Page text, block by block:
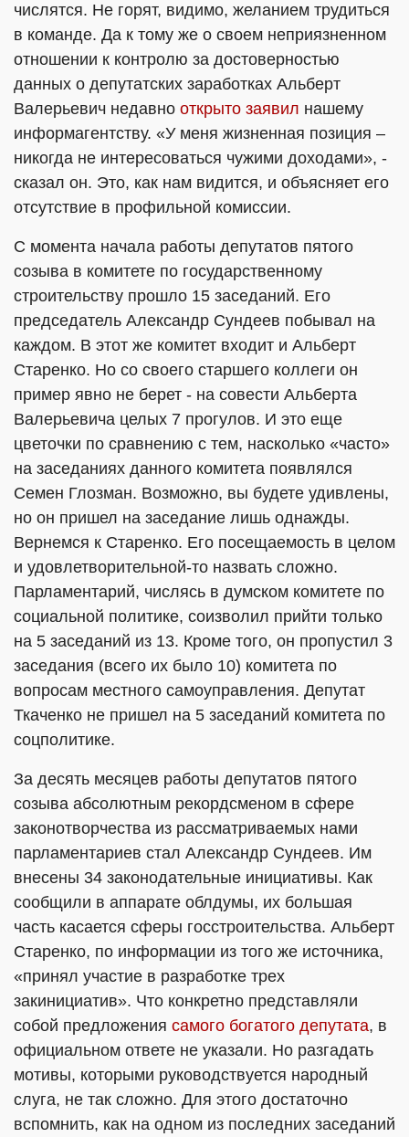
числятся. Не горят, видимо, желанием трудиться
в команде. Да к тому же о своем неприязненном
отношении к контролю за достоверностью
данных о депутатских заработках Альберт
Валерьевич недавно открыто заявил нашему
информагентству. «У меня жизненная позиция –
никогда не интересоваться чужими доходами», -
сказал он. Это, как нам видится, и объясняет его
отсутствие в профильной комиссии.
С момента начала работы депутатов пятого
созыва в комитете по государственному
строительству прошло 15 заседаний. Его
председатель Александр Сундеев побывал на
каждом. В этот же комитет входит и Альберт
Старенко. Но со своего старшего коллеги он
пример явно не берет - на совести Альберта
Валерьевича целых 7 прогулов. И это еще
цветочки по сравнению с тем, насколько «часто»
на заседаниях данного комитета появлялся
Семен Глозман. Возможно, вы будете удивлены,
но он пришел на заседание лишь однажды.
Вернемся к Старенко. Его посещаемость в целом
и удовлетворительной-то назвать сложно.
Парламентарий, числясь в думском комитете по
социальной политике, соизволил прийти только
на 5 заседаний из 13. Кроме того, он пропустил 3
заседания (всего их было 10) комитета по
вопросам местного самоуправления. Депутат
Ткаченко не пришел на 5 заседаний комитета по
соцполитике.
За десять месяцев работы депутатов пятого
созыва абсолютным рекордсменом в сфере
законотворчества из рассматриваемых нами
парламентариев стал Александр Сундеев. Им
внесены 34 законодательные инициативы. Как
сообщили в аппарате облдумы, их большая
часть касается сферы госстроительства. Альберт
Старенко, по информации из того же источника,
«принял участие в разработке трех
закинициатив». Что конкретно представляли
собой предложения самого богатого депутата, в
официальном ответе не указали. Но разгадать
мотивы, которыми руководствуется народный
слуга, не так сложно. Для этого достаточно
вспомнить, как на одном из последних заседаний